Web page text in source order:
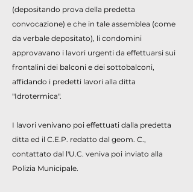
(depositando prova della predetta
convocazione) e che in tale assemblea (come
da verbale depositato), li condomini
approvavano i lavori urgenti da effettuarsi sui
frontalini dei balconi e dei sottobalconi,
affidando i predetti lavori alla ditta
"Idrotermica".
I lavori venivano poi effettuati dalla predetta
ditta ed il C.E.P. redatto dal geom. C.,
contattato dal l'U.C. veniva poi inviato alla
Polizia Municipale.